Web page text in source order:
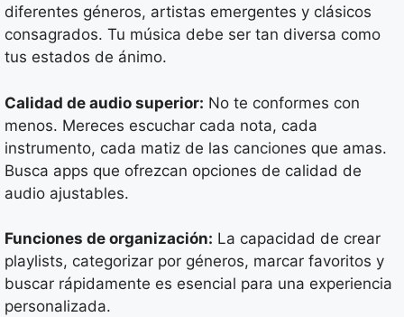
diferentes géneros, artistas emergentes y clásicos
consagrados. Tu música debe ser tan diversa como
tus estados de ánimo.
Calidad de audio superior: No te conformes con
menos. Mereces escuchar cada nota, cada
instrumento, cada matiz de las canciones que amas.
Busca apps que ofrezcan opciones de calidad de
audio ajustables.
Funciones de organización: La capacidad de crear
playlists, categorizar por géneros, marcar favoritos y
buscar rápidamente es esencial para una experiencia
personalizada.